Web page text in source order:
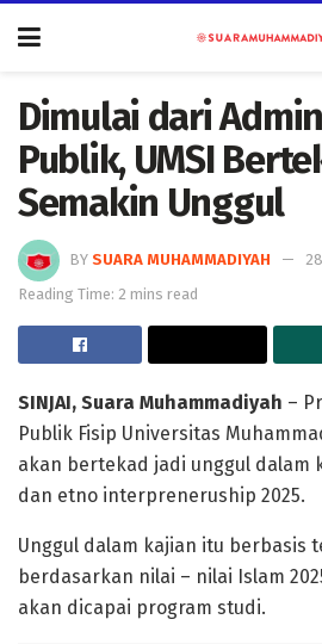
Dimulai dari
Publik, UMSI
Semakin Unggul
BY SUARA MUHAMMADIYAH
Reading Time: 2 mins read
SINJAI, Suara Muhammadiyah –
Publik Fisip Universitas
akan bertekad jadi unggul dalam
dan etno interpreneruship 2025.
Unggul dalam kajian itu berbasis
berdasarkan nilai – nilai Islam
akan dicapai program studi.